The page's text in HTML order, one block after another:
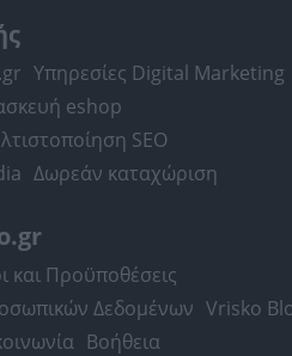
Υπηρεσίες Digital Marketing
eshop
SEO
Δωρεάν καταχώριση
και Προϋποθέσεις
Δεδομένων Vrisko
Βοήθεια